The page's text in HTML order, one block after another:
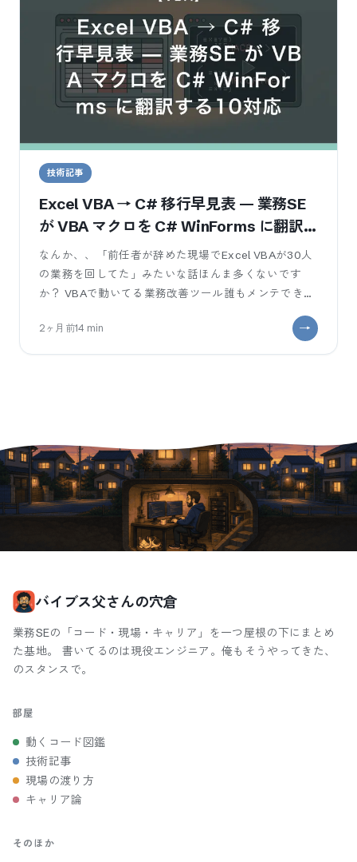
技術記事
Excel VBA → C# 移行早見表 — 業務SE
が VBA マクロを C# WinForms に翻訳
する10対応
なんか、、「前任者が辞めた現場でExcel VBAが30人
の業務を回してた」みたいな話ほんま多くないです
か？ VBAで動いてる業務改善ツール誰もメンテできな
2ヶ月前14 min
バイブス父さんの穴倉
業務SEの「コード・現場・キャリア」を一つ屋根の下にまとめ
た基地。 書いてるのは現役エンジニア。俺もそうやってきた、
のスタンスで。
部屋
動くコード図鑑
技術記事
現場の渡り方
キャリア論
そのほか